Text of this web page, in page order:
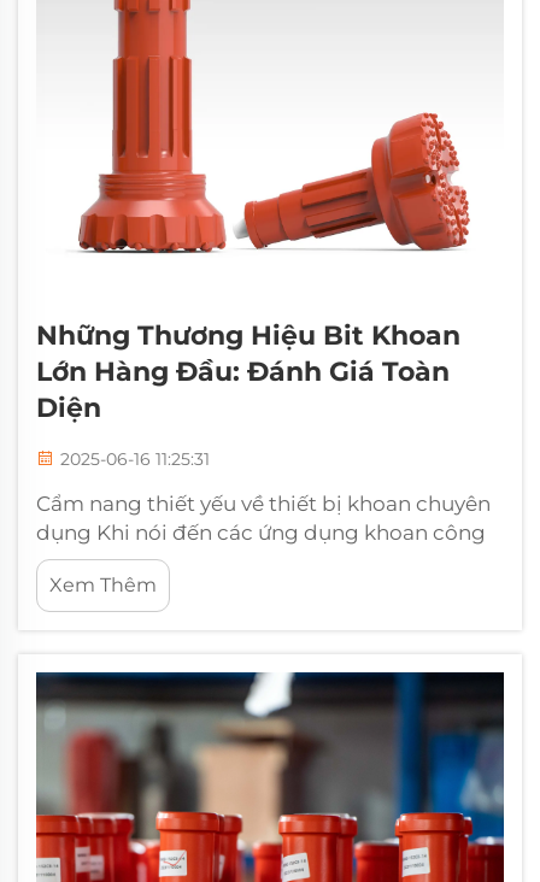
Những Thương Hiệu Bit Khoan
Lớn Hàng Đầu: Đánh Giá Toàn
Diện
2025-06-16 11:25:31
Cẩm nang thiết yếu về thiết bị khoan chuyên
dụng Khi nói đến các ứng dụng khoan công
nghiệp nặng, việc lựa chọn đúng loại mũi
khoan lớn có thể tạo ra sự khác biệt giữa
thành công dự án và những thất bại tốn kém.
người...
Xem Thêm